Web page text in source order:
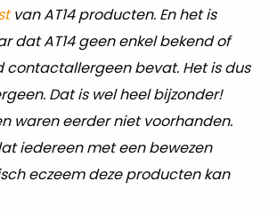
van AT14 producten. En het is
dat AT14 geen enkel bekend of
contactallergeen bevat. Het is dus
Dat is wel heel bijzonder!
waren eerder niet voorhanden.
iedereen met een bewezen
eczeem deze producten kan